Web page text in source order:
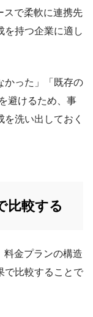
スで柔軟に連携先
を持つ企業に適し
かった」「既存の
避けるため、事
洗い出しておく
比較する
料金プランの構造
で比較することで